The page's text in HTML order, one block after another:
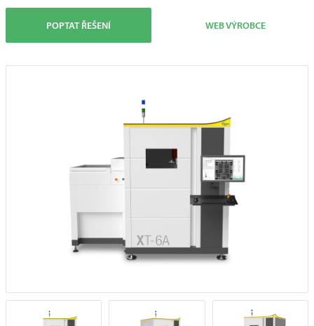
POPTAT ŘEŠENÍ WEB VÝROBCE